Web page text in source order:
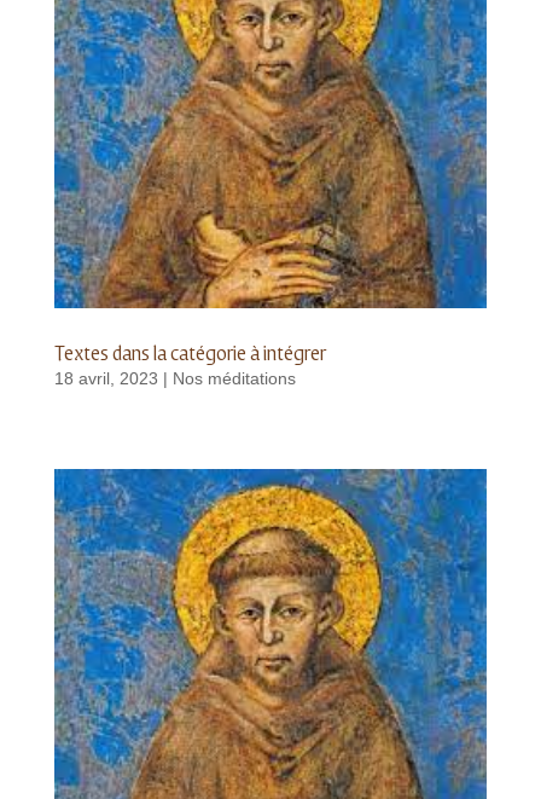
Textes dans la catégorie à intégrer
18 avril, 2023 | Nos méditations